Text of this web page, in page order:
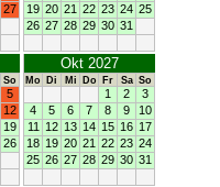
27
19 20 21 22 23 24 25
26 27 28 29 30 31
So
5
12
19
26
Okt 2027
Mo Di Mi Do Fr Sa So
1 2
3
4
5 6 7 8 9
10
11
12 13 14 15 16 17
18 19 20 21 22 23 24
25 26 27 28 29 30 31